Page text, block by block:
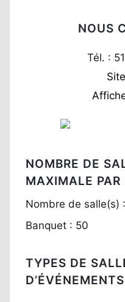
NOUS
Tél. :
NOMBRE DE
MAXIMALE PAR
Nombre de salle(s)
Banquet : 50
TYPES DE
D’ÉVÉNEMENTS